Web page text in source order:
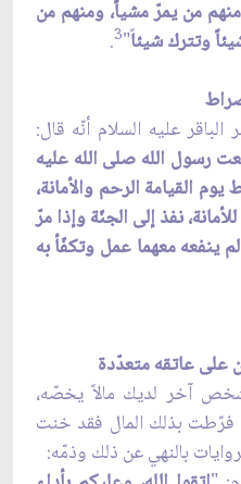
من يمرّ مشياً، ومنهم من
وتترك شيئاً"3
.
عليه السلام أنّه قال:
رسول الله صلى الله عليه
القيامة الرحم والأمانة،
نفذ إلى الجنّة وإذا مرّ
لم ينفعه معهما عمل وتكفّأ به
على عاتقه متعدّدة
آخر لديك مالاً يخصّه،
فرّطت بذلك المال فقد خنت
بالنهي عن ذلك وذمّه: